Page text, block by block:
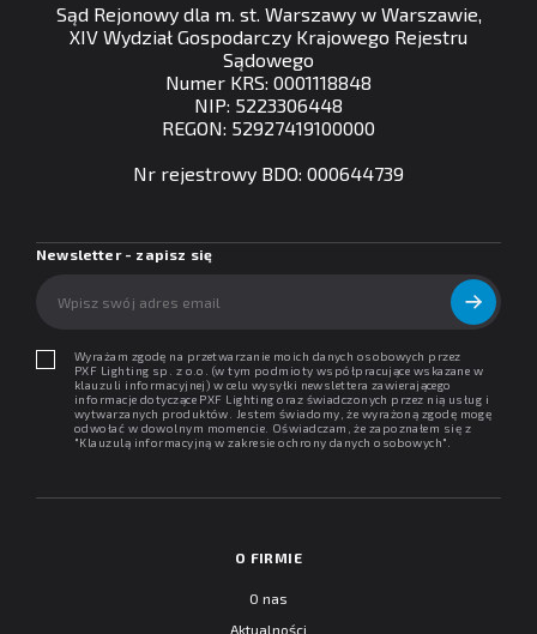
Sąd Rejonowy dla m. st. Warszawy w Warszawie,
XIV Wydział Gospodarczy Krajowego Rejestru
Sądowego
Numer KRS: 0001118848
NIP: 5223306448
REGON: 52927419100000
Nr rejestrowy BDO: 000644739
Newsletter - zapisz się
Wyrażam zgodę na przetwarzanie moich danych osobowych przez
PXF Lighting sp. z o.o. (w tym podmioty współpracujące wskazane w
klauzuli informacyjnej) w celu wysyłki newslettera zawierającego
informacje dotyczące PXF Lighting oraz świadczonych przez nią usług i
wytwarzanych produktów. Jestem świadomy, że wyrażoną zgodę mogę
odwołać w dowolnym momencie. Oświadczam, że zapoznałem się z
"Klauzulą informacyjną w zakresie ochrony danych osobowych".
O FIRMIE
O nas
Aktualności